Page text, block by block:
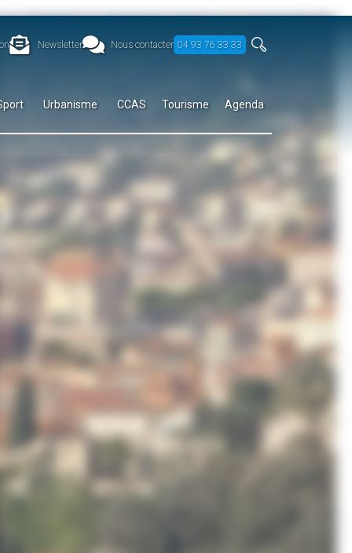
Newsletter Nous contacter 04 93 76 33 33
Urbanisme CCAS Tourisme Agenda